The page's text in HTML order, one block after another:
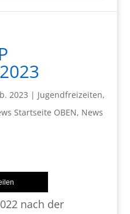
2023 | Jugendfreizeiten,
Startseite OBEN, News
nach der